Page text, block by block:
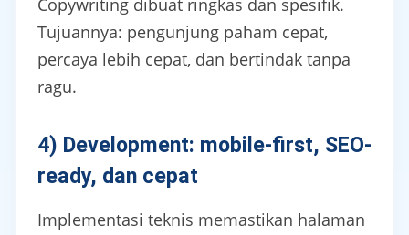
Copywriting dibuat ringkas dan spesifik.
Tujuannya: pengunjung paham cepat,
percaya lebih cepat, dan bertindak tanpa
ragu.
4) Development: mobile-first, SEO-
ready, dan cepat
Implementasi teknis memastikan halaman